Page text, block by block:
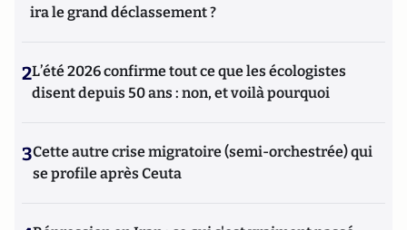
ira le grand déclassement ?
2L’été 2026 confirme tout ce que les écologistes
disent depuis 50 ans : non, et voilà pourquoi
3Cette autre crise migratoire (semi-orchestrée) qui
se profile après Ceuta